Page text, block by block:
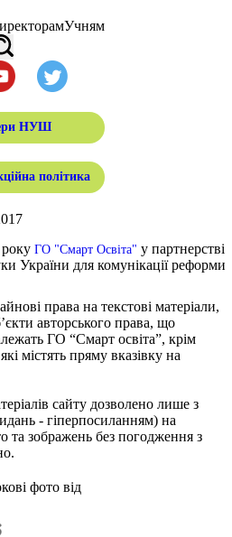
Учням
НУШ
політика
ГО "Смарт Освіта" у партнерстві
України для комунікації реформи
права на текстові матеріали,
авторського права, що
ГО “Смарт освіта”, крім
містять пряму вказівку на
сайту дозволено лише з
- гіперпосиланням) на
та зображень без погодження з
фото від